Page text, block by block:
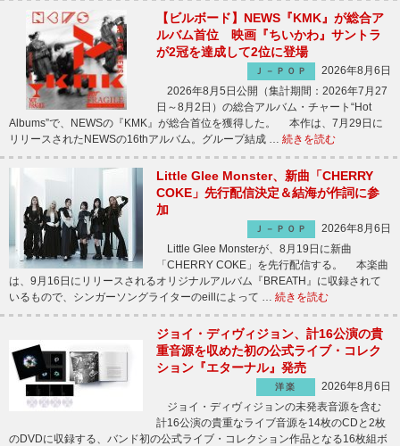
【ビルボード】NEWS『KMK』が総合ア
ルバム首位 映画『ちいかわ』サントラ
が2冠を達成して2位に登場
Ｊ－ＰＯＰ
2026年8月6日
2026年8月5日公開（集計期間：2026年7月27
日～8月2日）の総合アルバム・チャート“Hot
Albums”で、NEWSの『KMK』が総合首位を獲得した。 本作は、7月29日に
リリースされたNEWSの16thアルバム。グループ結成 … 続きを読む
Little Glee Monster、新曲「CHERRY
COKE」先行配信決定＆結海が作詞に参
加
Ｊ－ＰＯＰ
2026年8月6日
Little Glee Monsterが、8月19日に新曲
「CHERRY COKE」を先行配信する。 本楽曲
は、9月16日にリリースされるオリジナルアルバム『BREATH』に収録されて
いるもので、シンガーソングライターのeillによって … 続きを読む
ジョイ・ディヴィジョン、計16公演の貴
重音源を収めた初の公式ライブ・コレク
ション『エターナル』発売
洋楽
2026年8月6日
ジョイ・ディヴィジョンの未発表音源を含む
計16公演の貴重なライブ音源を14枚のCDと2枚
のDVDに収録する、バンド初の公式ライブ・コレクション作品となる16枚組ボ